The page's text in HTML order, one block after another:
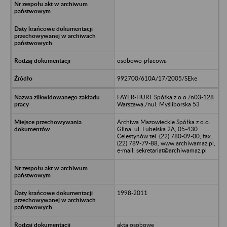
osobowo-płacowa
992700/610A/17/2005/SEke
FAYER-HURT Spółka z o.o./n03-128
Warszawa,/nul. Myśliborska 53
Archiwa Mazowieckie Spółka z o.o.
Glina, ul. Lubelska 2A, 05-430
Celestynów tel. (22) 780-09-00, fax.:
(22) 789-79-88, www.archiwamaz.pl,
e-mail: sekretariat@archiwamaz.pl
1998-2011
akta osobowe